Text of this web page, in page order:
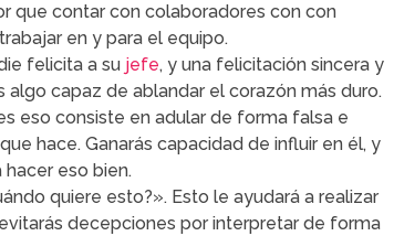
que contar con colaboradores con con
en y para el equipo.
felicita a su jefe, y una felicitación sincera y
capaz de ablandar el corazón más duro.
eso consiste en adular de forma falsa e
hace. Ganarás capacidad de influir en él, y
eso bien.
quiere esto?». Esto le ayudará a realizar
decepciones por interpretar de forma